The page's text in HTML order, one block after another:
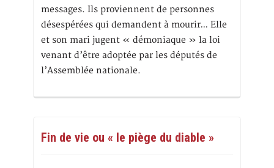
messages. Ils proviennent de personnes
désespérées qui demandent à mourir… Elle
et son mari jugent « démoniaque » la loi
venant d’être adoptée par les députés de
l’Assemblée nationale.
Fin de vie ou « le piège du diable »